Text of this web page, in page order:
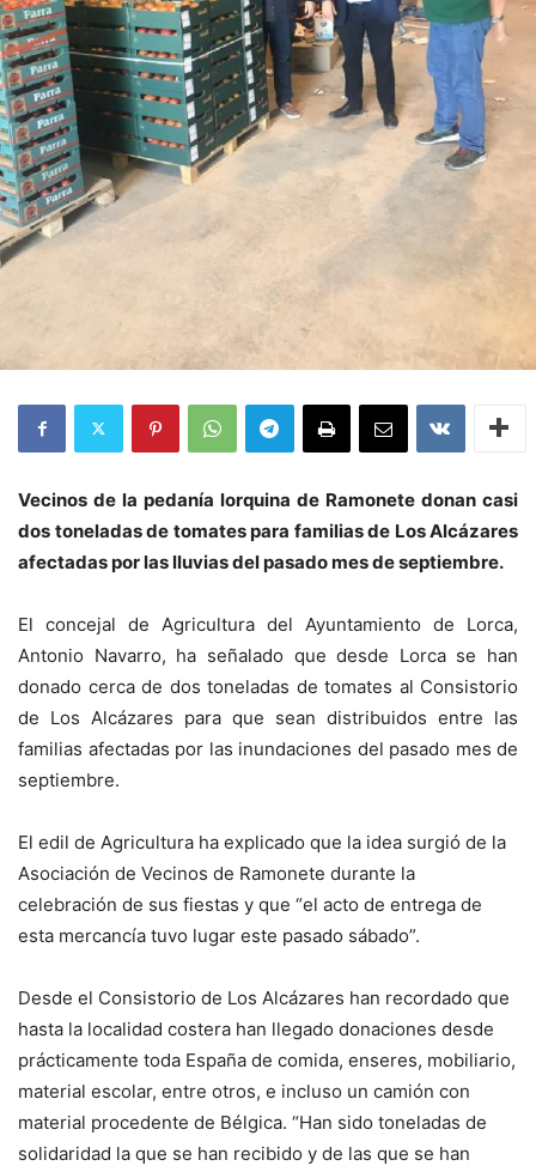
Vecinos de la pedanía lorquina de Ramonete donan casi
dos toneladas de tomates para familias de Los Alcázares
afectadas por las lluvias del pasado mes de septiembre.
El concejal de Agricultura del Ayuntamiento de Lorca,
Antonio Navarro, ha señalado que desde Lorca se han
donado cerca de dos toneladas de tomates al Consistorio
de Los Alcázares para que sean distribuidos entre las
familias afectadas por las inundaciones del pasado mes de
septiembre.
El edil de Agricultura ha explicado que la idea surgió de la
Asociación de Vecinos de Ramonete durante la
celebración de sus fiestas y que “el acto de entrega de
esta mercancía tuvo lugar este pasado sábado”.
Desde el Consistorio de Los Alcázares han recordado que
hasta la localidad costera han llegado donaciones desde
prácticamente toda España de comida, enseres, mobiliario,
material escolar, entre otros, e incluso un camión con
material procedente de Bélgica. “Han sido toneladas de
solidaridad la que se han recibido y de las que se han